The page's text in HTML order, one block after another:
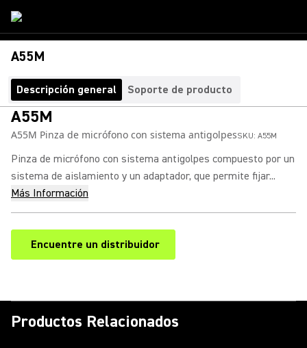
A55M
Descripción general Soporte de producto
A55M
A55M Pinza de micrófono con sistema antigolpesSKU: A55M
Pinza de micrófono con sistema antigolpes compuesto por un
sistema de aislamiento y un adaptador, que permite fijar...
Más Información
Encuentre un distribuidor
(Opens in a new tab)
Productos Relacionados